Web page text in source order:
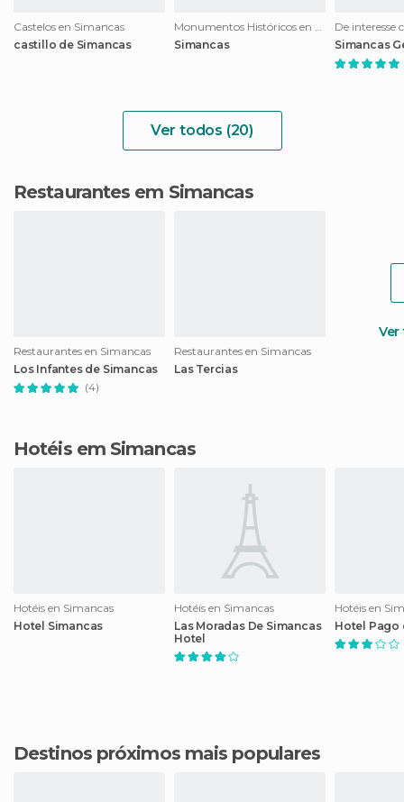
Castelos en Simancas
castillo de Simancas
Monumentos Históricos en Simancas
Simancas
Simancas
Ver todos (20)
Restaurantes em Simancas
Restaurantes en Simancas
Los Infantes de Simancas
(4)
Restaurantes en Simancas
Las Tercias
Hotéis em Simancas
Hotéis en Simancas
Hotel Simancas
Hotéis en Simancas
Las Moradas De Simancas
Hotel
Hotéis en
Hotel Pago
Destinos próximos mais populares